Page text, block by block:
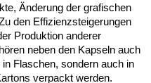
Änderung der grafischen
den Effizienzsteigerungen
Produktion anderer
neben den Kapseln auch
Flaschen, sondern auch in
verpackt werden.